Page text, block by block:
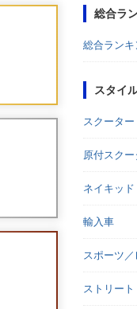
総合ラ
総合ランキ
スタイ
スクーター
原付スクー
ネイキッド
輸入車
スポーツ／
ストリート